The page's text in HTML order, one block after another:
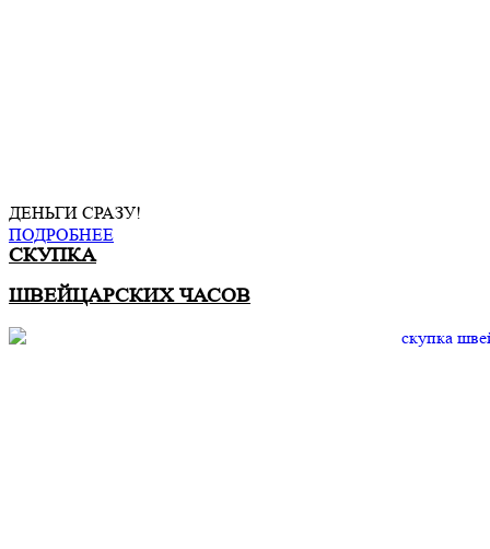
ДЕНЬГИ СРАЗУ!
ПОДРОБНЕЕ
СКУПКА
ШВЕЙЦАРСКИХ ЧАСОВ